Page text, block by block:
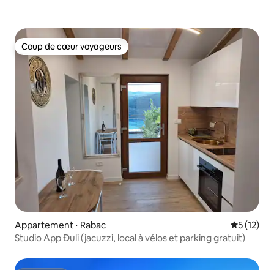
Coup de cœur voyageurs
Coup de cœur voyageurs
Appartement ⋅ Rabac
5 (12)
Studio App Đuli (jacuzzi, local à vélos et parking gratuit)